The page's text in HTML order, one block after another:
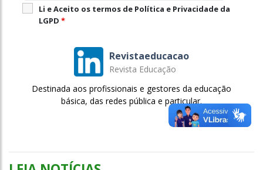
Li e Aceito os termos de Política e Privacidade da
LGPD *
Revistaeducacao
Revista Educação
Destinada aos profissionais e gestores da educação
básica, das redes pública e particular.